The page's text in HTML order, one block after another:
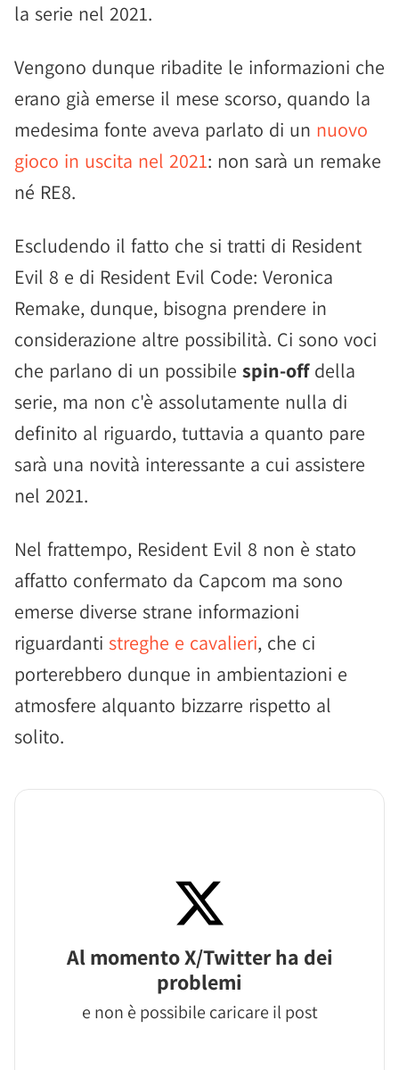
la serie nel 2021.
Vengono dunque ribadite le informazioni che
erano già emerse il mese scorso, quando la
medesima fonte aveva parlato di un nuovo
gioco in uscita nel 2021: non sarà un remake
né RE8.
Escludendo il fatto che si tratti di Resident
Evil 8 e di Resident Evil Code: Veronica
Remake, dunque, bisogna prendere in
considerazione altre possibilità. Ci sono voci
che parlano di un possibile spin-offdella
serie, ma non c'è assolutamente nulla di
definito al riguardo, tuttavia a quanto pare
sarà una novità interessante a cui assistere
nel 2021.
Nel frattempo, Resident Evil 8 non è stato
affatto confermato da Capcom ma sono
emerse diverse strane informazioni
riguardanti streghe e cavalieri, che ci
porterebbero dunque in ambientazioni e
atmosfere alquanto bizzarre rispetto al
solito.
Al momento X/Twitter ha dei
problemi
e non è possibile caricare il post